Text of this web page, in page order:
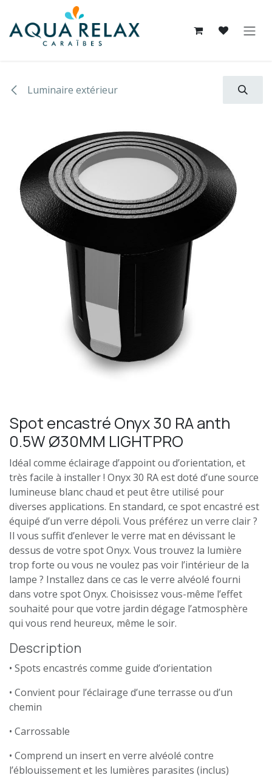
Se rendre au contenu
Luminaire extérieur
Spot encastré Onyx 30 RA anth
0.5W Ø30MM LIGHTPRO
Idéal comme éclairage d’appoint ou d’orientation, et
très facile à installer ! Onyx 30 RA est doté d’une source
lumineuse blanc chaud et peut être utilisé pour
diverses applications. En standard, ce spot encastré est
équipé d’un verre dépoli. Vous préférez un verre clair ?
Il vous suffit d’enlever le verre mat en dévissant le
dessus de votre spot Onyx. Vous trouvez la lumière
trop forte ou vous ne voulez pas voir l’intérieur de la
lampe ? Installez dans ce cas le verre alvéolé fourni
dans votre spot Onyx. Choisissez vous-même l’effet
souhaité pour que votre jardin dégage l’atmosphère
qui vous rend heureux, même le soir.
Description
• Spots encastrés comme guide d’orientation
• Convient pour l’éclairage d’une terrasse ou d’un
chemin
• Carrossable
• Comprend un insert en verre alvéolé contre
l’éblouissement et les lumières parasites (inclus)